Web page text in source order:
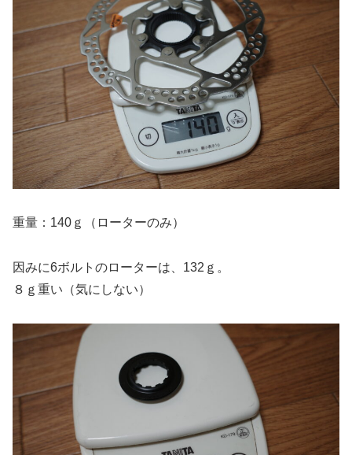
重量：140ｇ（ローターのみ）
因みに6ボルトのローターは、132ｇ。
８ｇ重い（気にしない）